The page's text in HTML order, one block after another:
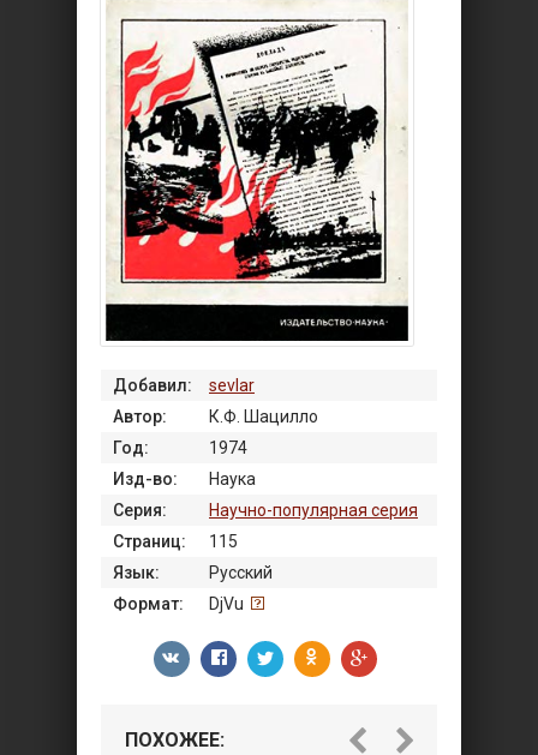
Добавил:
sevlar
Автор:
К.Ф. Шацилло
Год:
1974
Изд-во:
Наука
Серия:
Научно-популярная серия
Страниц:
115
Язык:
Русский
Формат:
DjVu
ПОХОЖЕЕ: